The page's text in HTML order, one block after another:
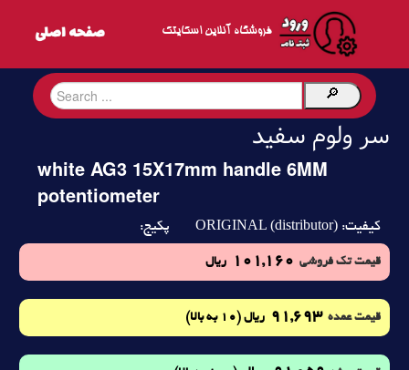
فروشگاه آنلاین اسکایتک
سر ولوم سفید
white AG3 15X17mm handle 6MM
potentiometer
کیفیت: ORIGINAL (distributor) پکیج:
قیمت تک فروشی 101,160 ریال
قیمت عمده91,693 ریال (10 به بالا)